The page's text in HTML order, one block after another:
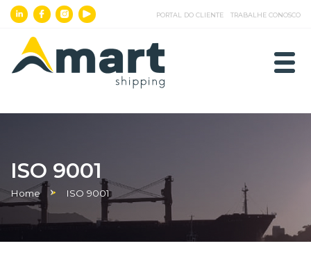
PORTAL DO CLIENTE TRABALHE CONOSCO
ISO 9001
Home ISO 9001